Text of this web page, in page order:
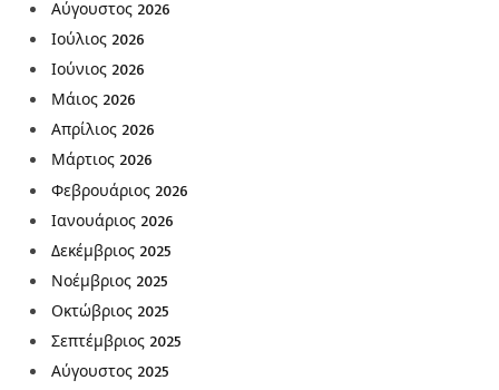
Αύγουστος 2026
Ιούλιος 2026
Ιούνιος 2026
Μάιος 2026
Απρίλιος 2026
Μάρτιος 2026
Φεβρουάριος 2026
Ιανουάριος 2026
Δεκέμβριος 2025
Νοέμβριος 2025
Οκτώβριος 2025
Σεπτέμβριος 2025
Αύγουστος 2025